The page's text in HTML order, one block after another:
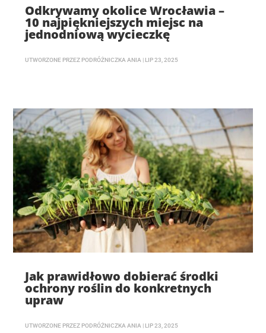
Odkrywamy okolice Wrocławia –
10 najpiękniejszych miejsc na
jednodniową wycieczkę
UTWORZONE PRZEZ PODRÓŻNICZKA ANIA LIP 23, 2025
Jak prawidłowo dobierać środki
ochrony roślin do konkretnych
upraw
UTWORZONE PRZEZ PODRÓŻNICZKA ANIA | LIP 23, 2025